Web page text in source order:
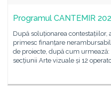
Programul CANTEMIR
După soluționarea contestațiilor,
primesc finanțare
de proiecte, după cum
secțiunii Arte vizuale și 12